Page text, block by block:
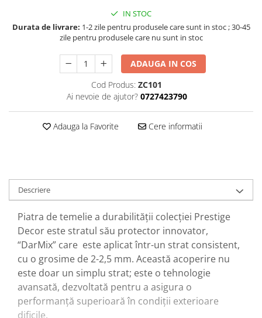
IN STOC
Durata de livrare: 1-2 zile pentru produsele care sunt in stoc ; 30-45
zile pentru produsele care nu sunt in stoc
ADAUGA IN COS
Cod Produs: ZC101
Ai nevoie de ajutor? 0727423790
Adauga la Favorite Cere informatii
Descriere
Piatra de temelie a durabilității colecției Prestige
Decor este stratul său protector innovator,
“DarMix” care este aplicat într-un strat consistent,
cu o grosime de 2-2,5 mm. Această acoperire nu
este doar un simplu strat; este o tehnologie
avansată, dezvoltată pentru a asigura o
performanță superioară în condiții exterioare
dificile.